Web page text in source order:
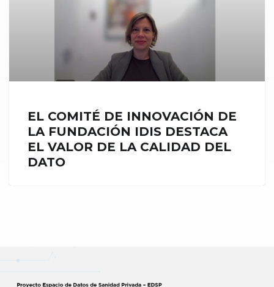
EL COMITÉ DE INNOVACIÓN DE
LA FUNDACIÓN IDIS DESTACA
EL VALOR DE LA CALIDAD DEL
DATO